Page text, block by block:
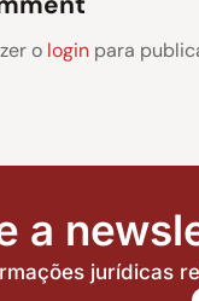
o login para
a
jurídicas